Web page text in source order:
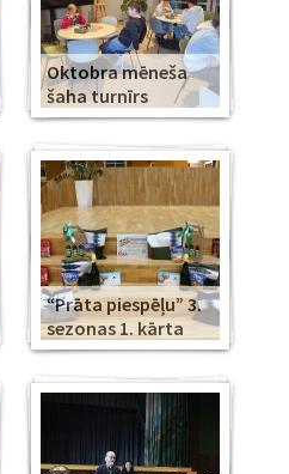
Oktobra mēneša
šaha turnīrs
“Prāta piespēļu” 3.
sezonas 1. kārta